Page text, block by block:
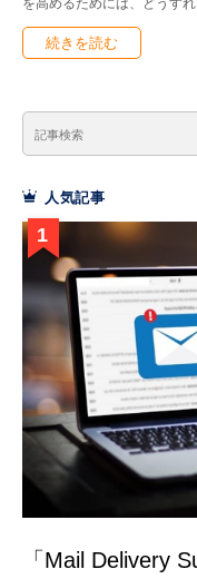
続きを読む
人気記事
「Mail Delivery